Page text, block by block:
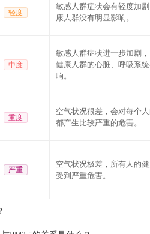
轻度
敏感人群症状会有轻度加
康人群没有明显影响。
中度
敏感人群症状进一步加剧
健康人群的心脏、呼吸系
响。
重度
空气状况很差，会对每个
都产生比较严重的危害。
严重
空气状况极差，所有人的
受到严重危害。